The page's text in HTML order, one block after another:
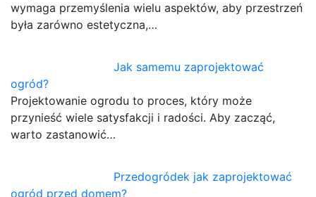
wymaga przemyślenia wielu aspektów, aby przestrzeń
była zarówno estetyczna,…
Jak samemu zaprojektować
ogród?
Projektowanie ogrodu to proces, który może
przynieść wiele satysfakcji i radości. Aby zacząć,
warto zastanowić…
Przedogródek jak zaprojektować
ogród przed domem?